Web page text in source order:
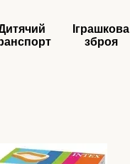
Іграшкова
зброя